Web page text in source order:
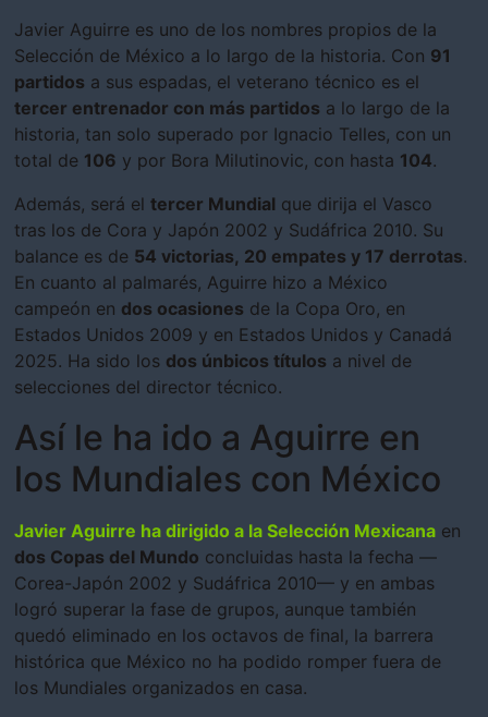
Javier Aguirre es uno de los nombres propios de la
Selección de México a lo largo de la historia. Con 91
partidos a sus espadas, el veterano técnico es el
tercer entrenador con más partidos a lo largo de la
historia, tan solo superado por Ignacio Telles, con un
total de 106 y por Bora Milutinovic, con hasta 104.
Además, será el tercer Mundial que dirija el Vasco
tras los de Cora y Japón 2002 y Sudáfrica 2010. Su
balance es de 54 victorias, 20 empates y 17 derrotas.
En cuanto al palmarés, Aguirre hizo a México
campeón en dos ocasiones de la Copa Oro, en
Estados Unidos 2009 y en Estados Unidos y Canadá
2025. Ha sido los dos únbicos títulos a nivel de
selecciones del director técnico.
Así le ha ido a Aguirre en
los Mundiales con México
Javier Aguirre ha dirigido a la Selección Mexicana en
dos Copas del Mundo concluidas hasta la fecha —
Corea-Japón 2002 y Sudáfrica 2010— y en ambas
logró superar la fase de grupos, aunque también
quedó eliminado en los octavos de final, la barrera
histórica que México no ha podido romper fuera de
los Mundiales organizados en casa.